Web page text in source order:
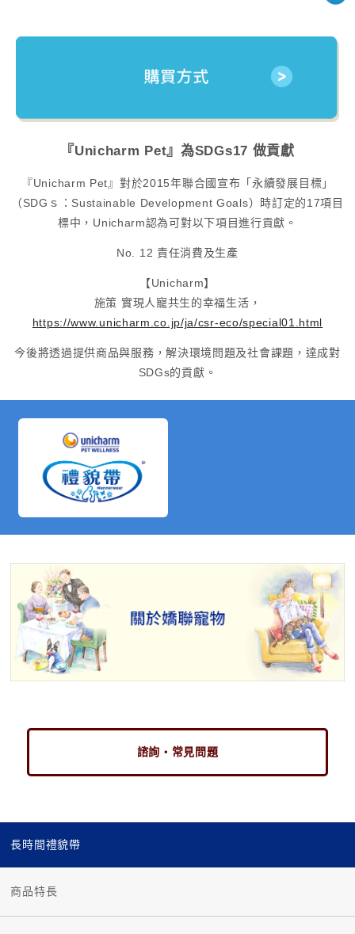
『Unicharm Pet』為SDGs17 做貢獻
『Unicharm Pet』 對於2015年聯合國宣布「永續發展目標」
（SDGｓ：Sustainable Development Goals）時訂定的17項目
標中，Unicharm認為可對以下項目進行貢獻。
No. 12 責任消費及生產
【Unicharm】
施策 實現人寵共生的幸福生活，
https://www.unicharm.co.jp/ja/csr-eco/special01.html
今後將透過提供商品與服務，解決環境問題及社會課題，達成對
SDGs的貢獻。
諮詢・常見問題
長時間禮貌帶
商品特長